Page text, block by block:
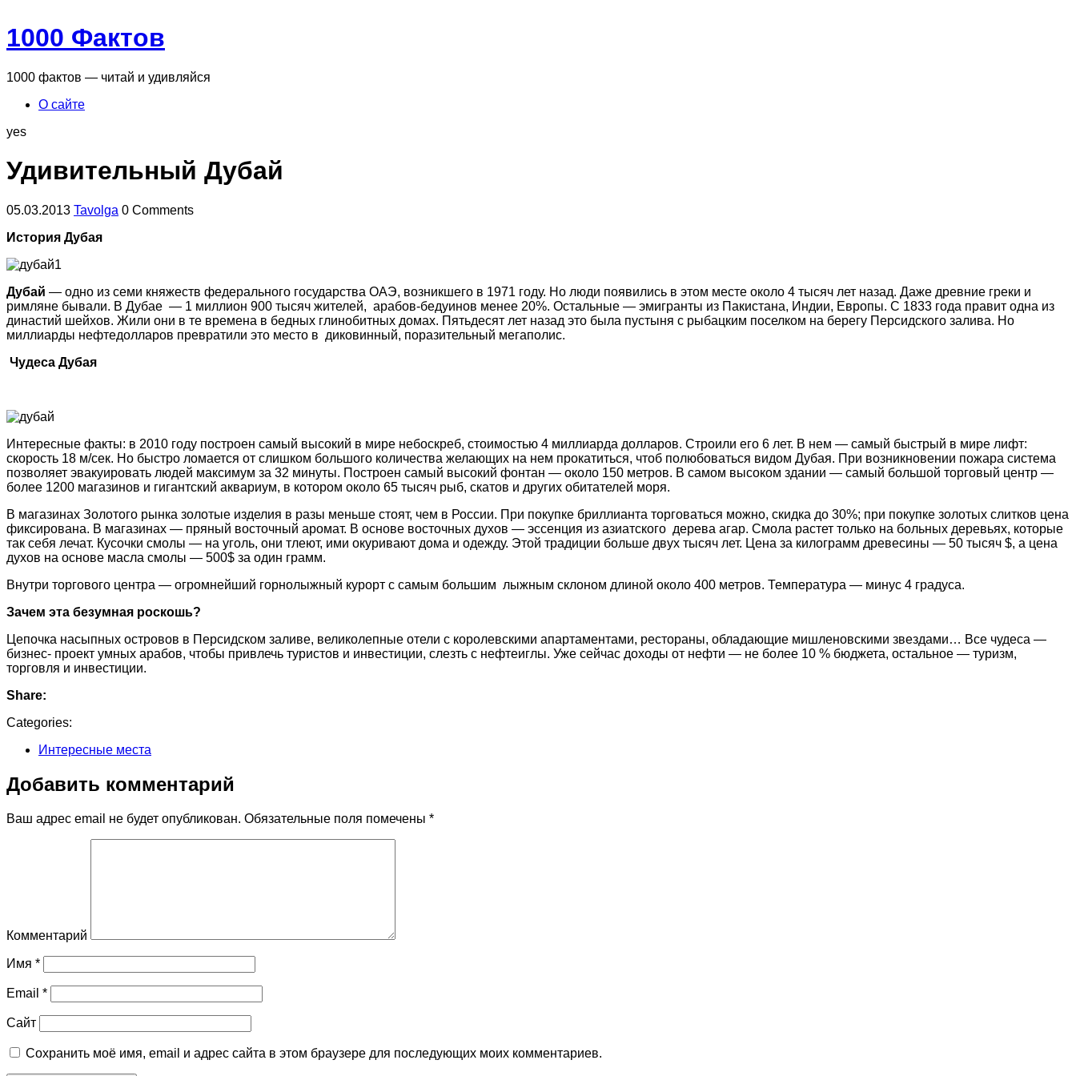
1000 Фактов
1000 фактов — читай и удивляйся
О сайте
yes
Удивительный Дубай
05.03.2013 Tavolga 0 Comments
История Дубая
Дубай — одно из семи княжеств федерального государства ОАЭ, возникшего в 1971 году. Но люди появились в этом месте около 4 тысяч лет назад. Даже древние греки и
римляне бывали. В Дубае — 1 миллион 900 тысяч жителей, арабов-бедуинов менее 20%. Остальные — эмигранты из Пакистана, Индии, Европы. С 1833 года правит одна из
династий шейхов. Жили они в те времена в бедных глинобитных домах. Пятьдесят лет назад это была пустыня с рыбацким поселком на берегу Персидского залива. Но
миллиарды нефтедолларов превратили это место в диковинный, поразительный мегаполис.
Чудеса Дубая
Интересные факты: в 2010 году построен самый высокий в мире небоскреб, стоимостью 4 миллиарда долларов. Строили его 6 лет. В нем — самый быстрый в мире лифт:
скорость 18 м/сек. Но быстро ломается от слишком большого количества желающих на нем прокатиться, чтоб полюбоваться видом Дубая. При возникновении пожара система
позволяет эвакуировать людей максимум за 32 минуты. Построен самый высокий фонтан — около 150 метров. В самом высоком здании — самый большой торговый центр —
более 1200 магазинов и гигантский аквариум, в котором около 65 тысяч рыб, скатов и других обитателей моря.
В магазинах Золотого рынка золотые изделия в разы меньше стоят, чем в России. При покупке бриллианта торговаться можно, скидка до 30%; при покупке золотых слитков цена
фиксирована. В магазинах — пряный восточный аромат. В основе восточных духов — эссенция из азиатского дерева агар. Смола растет только на больных деревьях, которые
так себя лечат. Кусочки смолы — на уголь, они тлеют, ими окуривают дома и одежду. Этой традиции больше двух тысяч лет. Цена за килограмм древесины — 50 тысяч $, а цена
духов на основе масла смолы — 500$ за один грамм.
Внутри торгового центра — огромнейший горнолыжный курорт с самым большим лыжным склоном длиной около 400 метров. Температура — минус 4 градуса.
Зачем эта безумная роскошь?
Цепочка насыпных островов в Персидском заливе, великолепные отели с королевскими апартаментами, рестораны, обладающие мишленовскими звездами… Все чудеса —
бизнес- проект умных арабов, чтобы привлечь туристов и инвестиции, слезть с нефтеиглы. Уже сейчас доходы от нефти — не более 10 % бюджета, остальное — туризм,
торговля и инвестиции.
Share:
Categories:
Интересные места
Добавить комментарий
Ваш адрес email не будет опубликован. Обязательные поля помечены *
Комментарий
Имя *
Email *
Сайт
Сохранить моё имя, email и адрес сайта в этом браузере для последующих моих комментариев.